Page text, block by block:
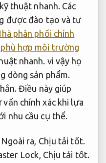
thuật nhanh. Các
được đào tạo và tư
phân phối chính
hợp môi trường
nhanh. vì vậy họ
dòng sản phẩm.
Điều này giúp
chính xác khi lựa
nhu cầu cụ thể.
Ngoài ra, Chịu tải tốt.
Lock, Chịu tải tốt.